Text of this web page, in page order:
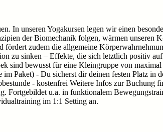
unseren Yogakursen legen wir einen
der Biomechanik folgen, wärmen unseren
zudem die allgemeine
zu sinken – Effekte, die sich letztlich positiv
sind bewusst für eine Kleingruppe von
Paket) - Du sicherst dir deinen festen Platz in
- kostenfrei Weitere Infos zur Buchung
Fortgebildet u.a. in funktionalem
im 1:1 Setting an.